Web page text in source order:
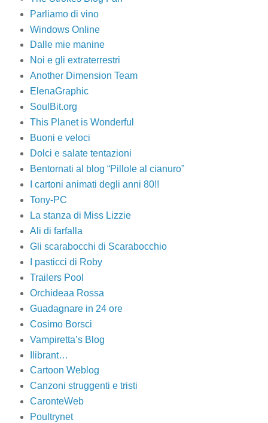
Parliamo di vino
Windows Online
Dalle mie manine
Noi e gli extraterrestri
Another Dimension Team
ElenaGraphic
SoulBit.org
This Planet is Wonderful
Buoni e veloci
Dolci e salate tentazioni
Bentornati al blog “Pillole al cianuro”
I cartoni animati degli anni 80!!
Tony-PC
La stanza di Miss Lizzie
Ali di farfalla
Gli scarabocchi di Scarabocchio
I pasticci di Roby
Trailers Pool
Orchideaa Rossa
Guadagnare in 24 ore
Cosimo Borsci
Vampiretta’s Blog
Ilibrant…
Cartoon Weblog
Canzoni struggenti e tristi
CaronteWeb
Poultrynet